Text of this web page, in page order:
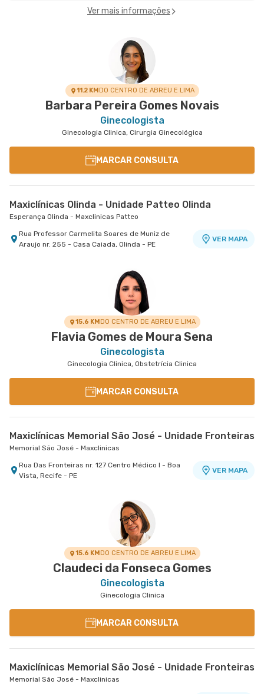
Ver mais informações
11.2 KMDO CENTRO DE ABREU E LIMA
Barbara Pereira Gomes Novais
Ginecologista
Ginecologia Clinica, Cirurgia Ginecológica
MARCAR CONSULTA
Maxiclínicas Olinda - Unidade Patteo Olinda
Esperança Olinda - Maxclinicas Patteo
Rua Professor Carmelita Soares de Muniz de
Araujo nr. 255 - Casa Caiada, Olinda - PE
VER MAPA
15.6 KMDO CENTRO DE ABREU E LIMA
Flavia Gomes de Moura Sena
Ginecologista
Ginecologia Clinica, Obstetrícia Clinica
MARCAR CONSULTA
Maxiclínicas Memorial São José - Unidade Fronteiras
Memorial São José - Maxclinicas
Rua Das Fronteiras nr. 127 Centro Médico I - Boa
Vista, Recife - PE
VER MAPA
15.6 KMDO CENTRO DE ABREU E LIMA
Claudeci da Fonseca Gomes
Ginecologista
Ginecologia Clinica
MARCAR CONSULTA
Maxiclínicas Memorial São José - Unidade Fronteiras
Memorial São José - Maxclinicas